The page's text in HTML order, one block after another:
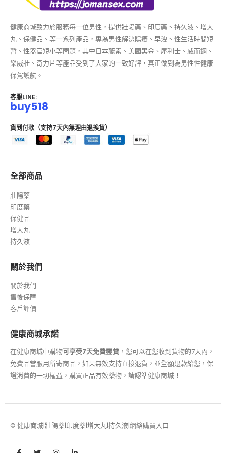
健康商城致力於服務每一位男性，提供壯陽藥、印度藥、持久液、增大
丸、保健品、等一系列產品，專為男性解決陽痿、早洩、性生活時間短
暫、性器官短小等問題，其中日本藤素、美國黑金、犀利士、威而鋼、
樂威壯、奇力片等產品受到了大家的一致好評，真正做到為男性性健康
保駕護航。
客服LINE:
buy518
貨到付款（支持7天內無理由退換貨）
全部商品
壯陽藥
印度藥
保健品
增大丸
持久液
關於我們
關於我們
售後保障
客戶評價
健康商城承諾
在健康商城中購物可享受7天免費鑒賞 ，您可以在您收到貨物的7天內，
免費品嘗服用所寄商品，如果無效支持直接退貨，並全額退款給您，保
證消費的一切權益，購買正品有效藥物，請認準健康商城！
© 健康商城|壯陽藥|印度藥|增大丸|持久液|網絡購買入口